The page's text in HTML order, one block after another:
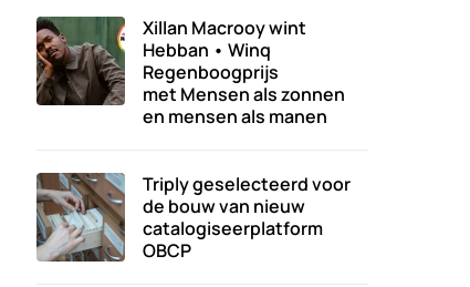
Xillan Macrooy wint
Hebban • Winq
Regenboogprijs
met Mensen als zonnen
en mensen als manen
Triply geselecteerd voor
de bouw van nieuw
catalogiseerplatform
OBCP